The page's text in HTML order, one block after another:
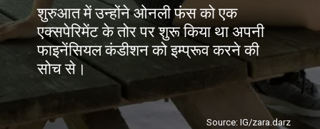
शुरुआत में उन्होंने ओनली फंस को एक
एक्सपेरिमेंट के तोर पर शुरू किया था अपनी
फाइनेंसियल कंडीशन को इम्प्रूव करने की
सोच से।
Source: IG/zara.darz